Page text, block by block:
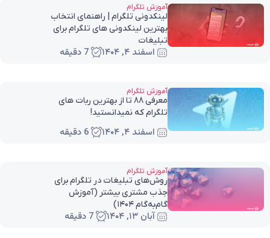
آموزش تلگرام
لینکدونی تلگرام | راهنمای انتخاب
بهترین لینکدونی های تلگرام برای
تبلیغات
اسفند ۴, ۱۴۰۴ 7 دقیقه
آموزش تلگرام
معرفی 88 تا از بهترین ربات های
تلگرام که نمیدانستید!
اسفند ۴, ۱۴۰۴ 6 دقیقه
آموزش تلگرام
روش‌های تبلیغات در تلگرام برای
جذب مشتری بیشتر (آموزش
گام‌به‌گام ۱۴۰۴)
آبان ۱۳, ۱۴۰۴ 7 دقیقه